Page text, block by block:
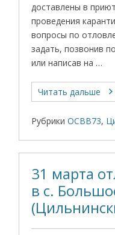
доставлены в
проведения
вопросы по
задать, позвонив
или написав на …
Читать дальше
Рубрики ОСВВ73,
31 марта
в с.